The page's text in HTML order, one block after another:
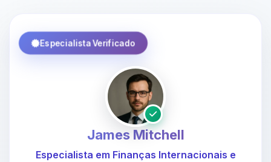
Especialista Verificado
James Mitchell
Especialista em Finanças Internacionais e